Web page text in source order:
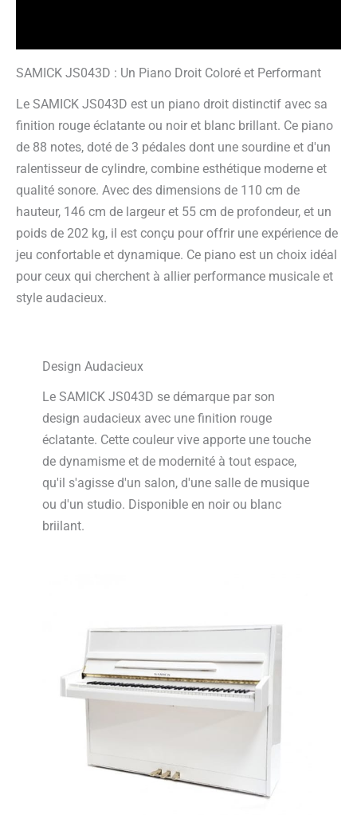
SAMICK JS043D : Un Piano Droit Coloré et Performant
Le SAMICK JS043D est un piano droit distinctif avec sa
finition rouge éclatante ou noir et blanc brillant. Ce piano
de 88 notes, doté de 3 pédales dont une sourdine et d'un
ralentisseur de cylindre, combine esthétique moderne et
qualité sonore. Avec des dimensions de 110 cm de
hauteur, 146 cm de largeur et 55 cm de profondeur, et un
poids de 202 kg, il est conçu pour offrir une expérience de
jeu confortable et dynamique. Ce piano est un choix idéal
pour ceux qui cherchent à allier performance musicale et
style audacieux.
Design Audacieux
Le SAMICK JS043D se démarque par son
design audacieux avec une finition rouge
éclatante. Cette couleur vive apporte une touche
de dynamisme et de modernité à tout espace,
qu'il s'agisse d'un salon, d'une salle de musique
ou d'un studio. Disponible en noir ou blanc
briilant.